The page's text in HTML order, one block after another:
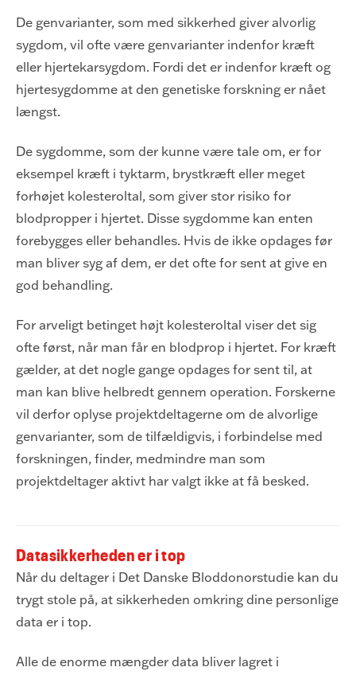
De genvarianter, som med sikkerhed giver alvorlig
sygdom, vil ofte være genvarianter indenfor kræft
eller hjertekarsygdom. Fordi det er indenfor kræft og
hjertesygdomme at den genetiske forskning er nået
længst.
De sygdomme, som der kunne være tale om, er for
eksempel kræft i tyktarm, brystkræft eller meget
forhøjet kolesteroltal, som giver stor risiko for
blodpropper i hjertet. Disse sygdomme kan enten
forebygges eller behandles. Hvis de ikke opdages før
man bliver syg af dem, er det ofte for sent at give en
god behandling.
For arveligt betinget højt kolesteroltal viser det sig
ofte først, når man får en blodprop i hjertet. For kræft
gælder, at det nogle gange opdages for sent til, at
man kan blive helbredt gennem operation. Forskerne
vil derfor oplyse projektdeltagerne om de alvorlige
genvarianter, som de tilfældigvis, i forbindelse med
forskningen, finder, medmindre man som
projektdeltager aktivt har valgt ikke at få besked.
Datasikkerheden er i top
Når du deltager i Det Danske Bloddonorstudie kan du
trygt stole på, at sikkerheden omkring dine personlige
data er i top.
Alle de enorme mængder data bliver lagret i